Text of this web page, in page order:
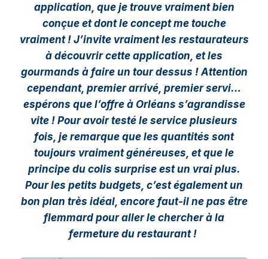
application, que je trouve vraiment bien
conçue et dont le concept me touche
vraiment ! J’invite vraiment les restaurateurs
à découvrir cette application, et les
gourmands à faire un tour dessus ! Attention
cependant, premier arrivé, premier servi…
espérons que l’offre à Orléans s’agrandisse
vite ! Pour avoir testé le service plusieurs
fois, je remarque que les quantités sont
toujours vraiment généreuses, et que le
principe du colis surprise est un vrai plus.
Pour les petits budgets, c’est également un
bon plan très idéal, encore faut-il ne pas être
flemmard pour aller le chercher à la
fermeture du restaurant !